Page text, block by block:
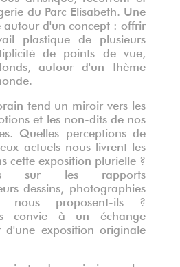
du Parc Elisabeth. Une
autour d'un concept : offrir
plastique de plusieurs
de points de vue,
autour d'un thème
tend un miroir vers les
et les non-dits de nos
Quelles perceptions de
actuels nous livrent les
cette exposition plurielle ?
sur les rapports
dessins, photographies
nous proposent-ils ?
convie à un échange
d'une exposition originale